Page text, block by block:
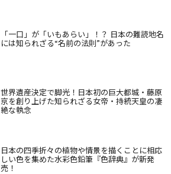
「一口」が「いもあらい」！？ 日本の難読地名
には知られざる“名前の法則”があった
世界遺産決定で脚光！日本初の巨大都城・藤原
京を創り上げた知られざる女帝・持統天皇の凄
絶な執念
日本の四季折々の植物や情景を描くことに相応
しい色を集めた水彩色鉛筆『色辞典』が新発
売！